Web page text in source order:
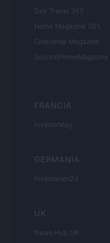
Day Travel 365
Home Magazine 365
Cineverse Magazine
SecondHomeMagazine
FRANCIA
InvestirMag
GERMANIA
Investieren24
UK
News Hub UK